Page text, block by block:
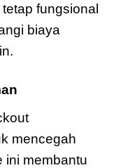
fungsional
biaya
mencegah
ini membantu